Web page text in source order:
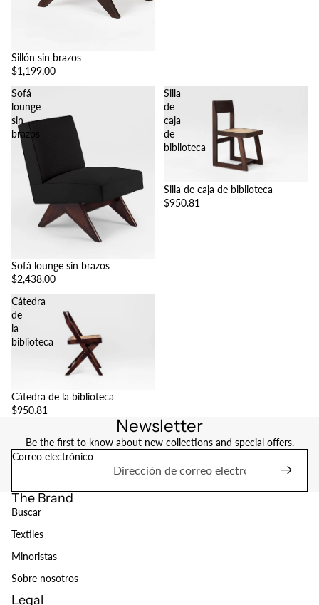
Sillón sin brazos
$1,199.00
Sofá
lounge
sin
brazos
Sofá lounge sin brazos
$2,438.00
Silla
de
caja
de
biblioteca
Silla de caja de biblioteca
$950.81
Cátedra
de
la
biblioteca
Cátedra de la biblioteca
$950.81
Newsletter
Be the first to know about new collections and special offers.
Correo electrónico
The Brand
Buscar
Textiles
Minoristas
Sobre nosotros
Legal